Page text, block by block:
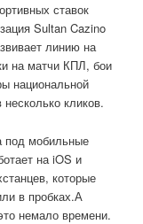
ставок
Sultan Cazino
линию на
на матчи КПЛ, бои
национальной
кликов.
под мобильные
на iOS и
которые
в пробках.А
немало времени.